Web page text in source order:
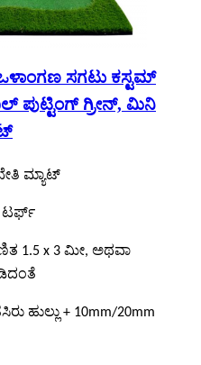
ಸಗಟು ಕಸ್ಟಮ್
ಪುಟ್ಟಿಂಗ್ ಗ್ರೀನ್, ಮಿನಿ
ಮ್ಯಾಟ್
ಟರ್ಫ್
1.5 x 3 ಮೀ, ಅಥವಾ
ಹುಲ್ಲು + 10mm/20mm